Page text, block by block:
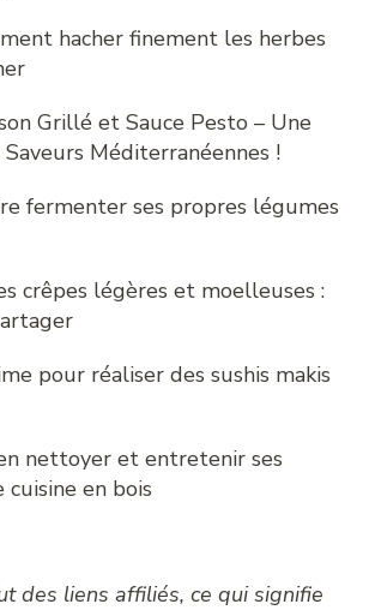
hacher finement les herbes
Grillé et Sauce Pesto – Une
Méditerranéennes !
fermenter ses propres légumes
crêpes légères et moelleuses :
pour réaliser des sushis makis
nettoyer et entretenir ses
en bois
des liens affiliés, ce qui signifie